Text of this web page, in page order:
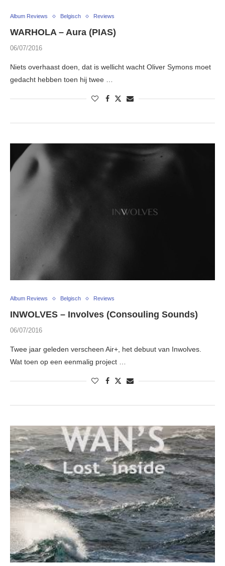
Album Reviews Belgisch Reviews
WARHOLA – Aura (PIAS)
06/07/2016
Niets overhaast doen, dat is wellicht wacht Oliver Symons moet
gedacht hebben toen hij twee …
Album Reviews Belgisch Reviews
INWOLVES – Involves (Consouling Sounds)
06/07/2016
Twee jaar geleden verscheen Air+, het debuut van Inwolves.
Wat toen op een eenmalig project …